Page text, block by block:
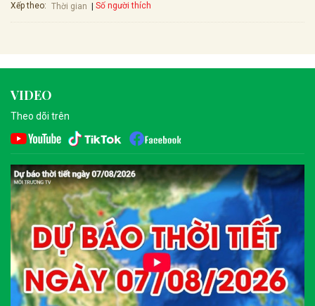
Xếp theo: Thời gian Số người thích
VIDEO
Theo dõi trên